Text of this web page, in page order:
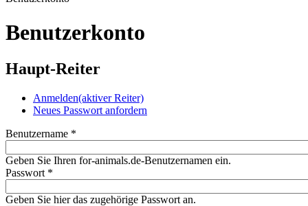
Benutzerkonto
Haupt-Reiter
Anmelden(aktiver Reiter)
Neues Passwort anfordern
Benutzername *
Geben Sie Ihren for-animals.de-Benutzernamen ein.
Passwort *
Geben Sie hier das zugehörige Passwort an.